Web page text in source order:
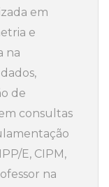
em
e
na
de
consultas
E, CIPM,
na